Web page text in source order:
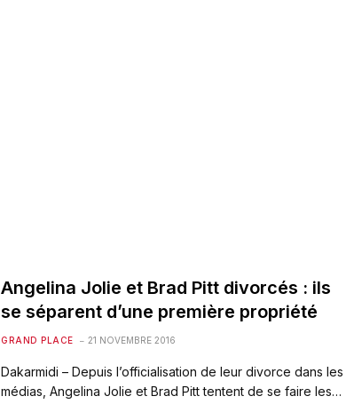
Angelina Jolie et Brad Pitt divorcés : ils
se séparent d’une première propriété
GRAND PLACE 21 NOVEMBRE 2016
Dakarmidi – Depuis l’officialisation de leur divorce dans les
médias, Angelina Jolie et Brad Pitt tentent de se faire les…